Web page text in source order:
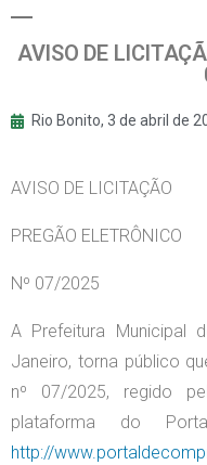
AVISO DE
Rio Bonito, 3 de abril de
AVISO DE LICITAÇÃO
PREGÃO ELETRÔNICO
Nº 07/2025
A Prefeitura Municipal
Janeiro, torna público
nº 07/2025, regido
plataforma do
http://